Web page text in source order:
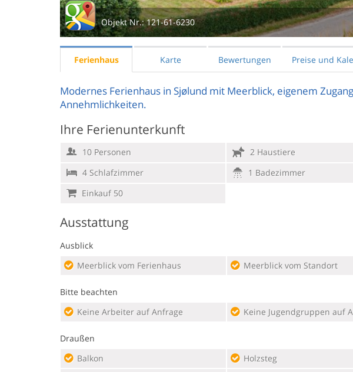
Objekt Nr.:121-61-6230
Ferienhaus Karte Bewertungen Preise und
Modernes Ferienhaus in Sjølund mit Meerblick, eigenem
Annehmlichkeiten.
Ihre Ferienunterkunft
10 Personen 2 Haustiere
4 Schlafzimmer
1 Badezimmer
Einkauf 50
Ausstattung
Ausblick
Meerblick vom Ferienhaus
Meerblick vom Standort
Bitte beachten
Keine Arbeiter auf Anfrage
Keine Jugendgruppen auf
Draußen
Balkon
Holzsteg